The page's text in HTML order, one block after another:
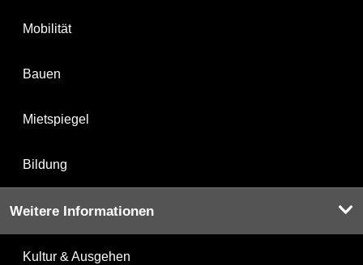
Mobilität
Bauen
Mietspiegel
Bildung
Weitere Informationen
Kultur & Ausgehen